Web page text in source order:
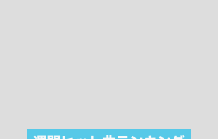
注目カテゴリ